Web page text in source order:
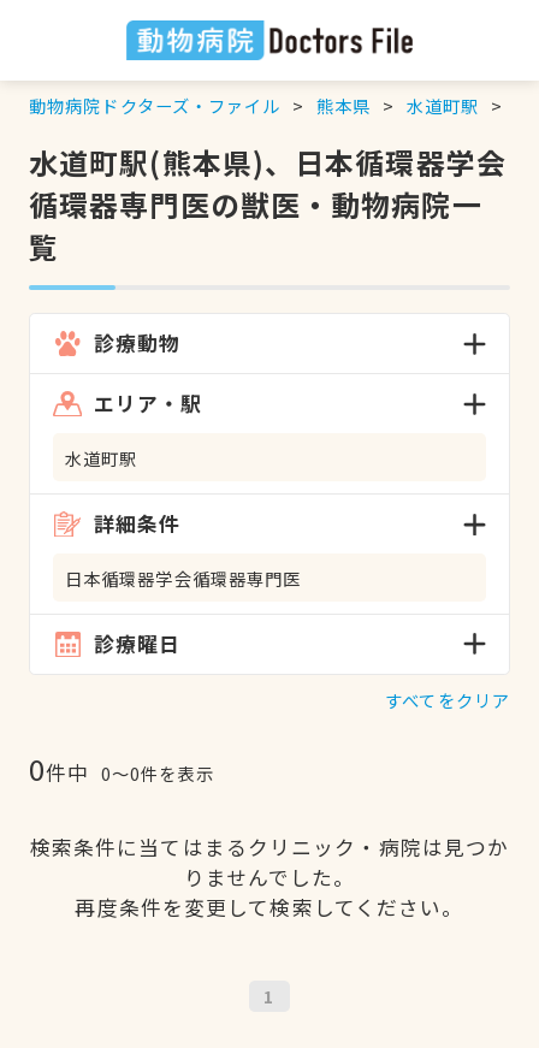
動物病院ドクターズ・ファイル 熊本県 水道町駅
水道町駅(熊本県)、日本循環器学会
循環器専門医の獣医・動物病院一
覧
診療動物
エリア・駅
水道町駅
詳細条件
日本循環器学会循環器専門医
診療曜日
すべてをクリア
0件中 0〜0件を表示
検索条件に当てはまるクリニック・病院は見つか
りませんでした。
再度条件を変更して検索してください。
1